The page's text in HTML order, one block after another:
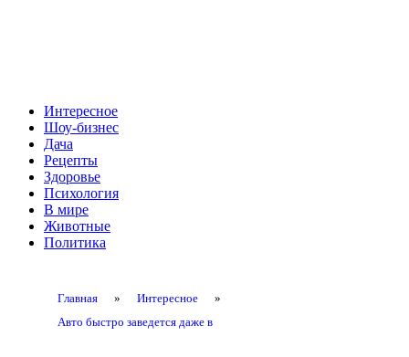
Интересное
Шоу-бизнес
Дача
Рецепты
Здоровье
Психология
В мире
Животные
Политика
Главная » Интересное
»
Авто быстро заведется даже в